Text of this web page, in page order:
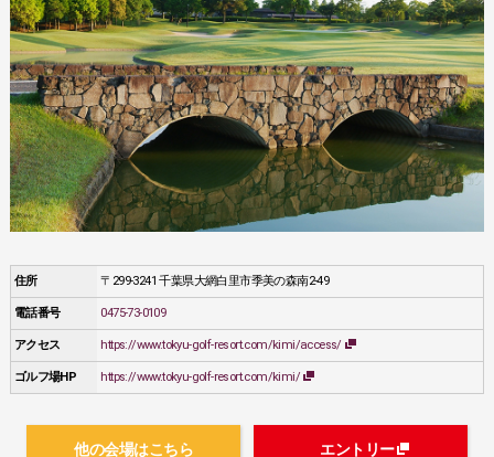
住所 〒299-3241 千葉県大網白里市季美の森南2-49
電話番号 0475-73-0109
アクセス https://www.tokyu-golf-resort.com/kimi/access/
ゴルフ場HP https://www.tokyu-golf-resort.com/kimi/
他の会場はこちら エントリー